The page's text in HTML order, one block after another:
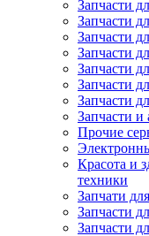
Запчасти
Запчасти
Запчасти
Запчасти
Запчасти
Запчасти
Запчасти
Запчасти и
Прочие
Красота и
техники
Запчати
Запчасти
Запчасти